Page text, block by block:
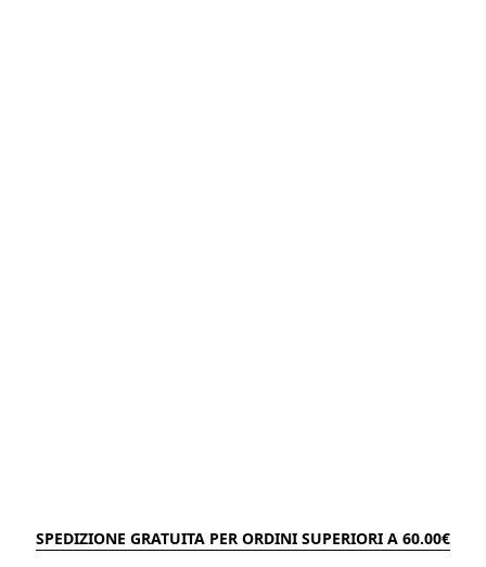
SPEDIZIONE GRATUITA PER ORDINI SUPERIORI A 60.00€